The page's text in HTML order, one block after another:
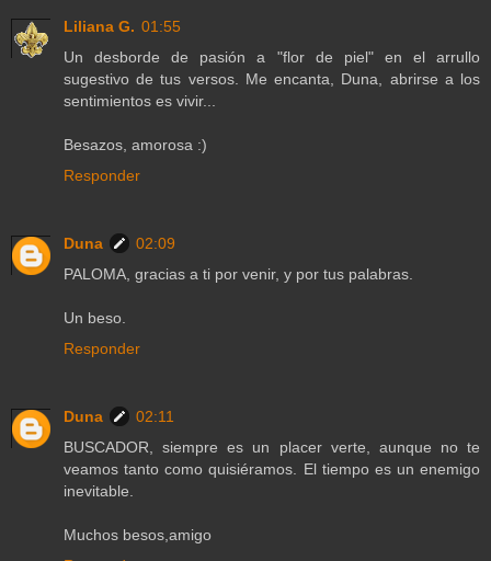
Liliana G. 01:55
Un desborde de pasión a "flor de piel" en el arrullo
sugestivo de tus versos. Me encanta, Duna, abrirse a los
sentimientos es vivir...
Besazos, amorosa :)
Responder
Duna
02:09
PALOMA, gracias a ti por venir, y por tus palabras.
Un beso.
Responder
Duna
02:11
BUSCADOR, siempre es un placer verte, aunque no te
veamos tanto como quisiéramos. El tiempo es un enemigo
inevitable.
Muchos besos,amigo